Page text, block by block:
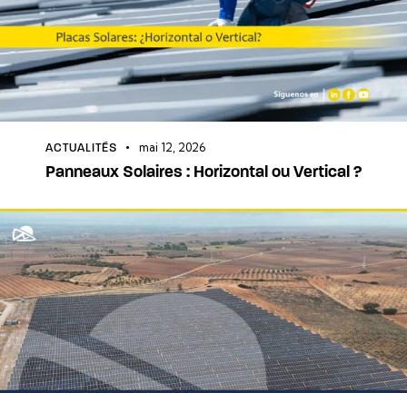
ACTUALITÉS mai 12, 2026
Panneaux Solaires : Horizontal ou Vertical ?